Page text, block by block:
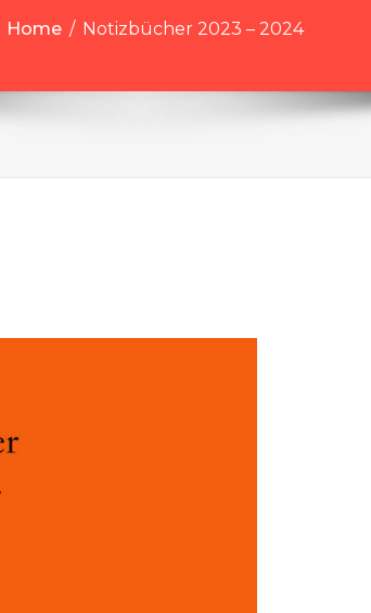
Home / Notizbücher 2023 – 2024